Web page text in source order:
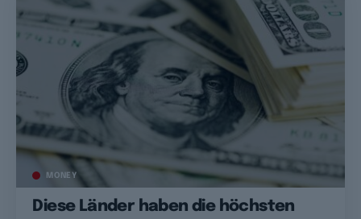
MONEY
Diese Länder haben die höchsten